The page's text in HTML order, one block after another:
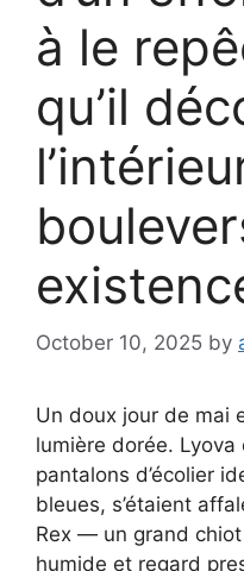
à le
qu’il
October 10, 2025 by
Un doux jour de mai
lumière dorée.
pantalons d’écolier
bleues, s’étaient
Rex — un grand chiot
humide et regard